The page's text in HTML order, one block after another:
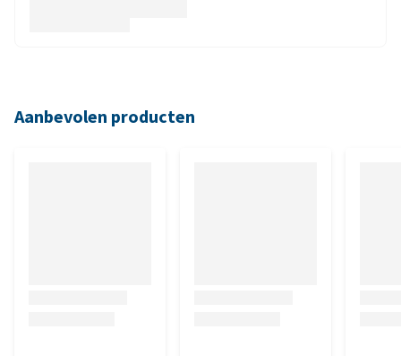
Aanbevolen producten